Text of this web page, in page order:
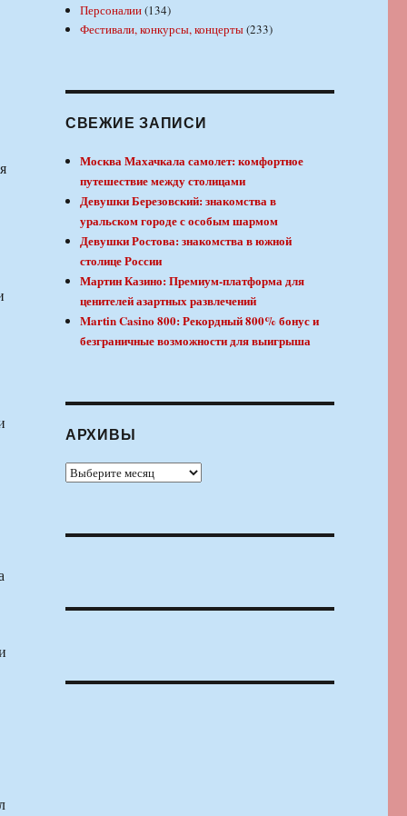
Персоналии(134)
Фестивали, конкурсы, концерты(233)
СВЕЖИЕ ЗАПИСИ
Москва Махачкала самолет: комфортное
путешествие между столицами
Девушки Березовский: знакомства в
уральском городе с особым шармом
Девушки Ростова: знакомства в южной
столице России
Мартин Казино: Премиум-платформа для
ценителей азартных развлечений
Martin Casino 800: Рекордный 800% бонус и
безграничные возможности для выигрыша
АРХИВЫ
Архивы